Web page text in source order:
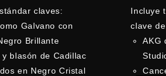
claves:
Galvano con
Brillante
blasón de Cadillac
en Negro Cristal
Incluye
clave
AKG